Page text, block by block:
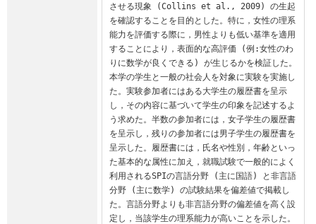
させる現象 (Collins et al., 2009) の生起
を確認することを目的とした。特に，女性の理系
能力を評価する際に，男性よりも低い基準を適用
することにより，表面的な高評価 (例:女性のわ
りに数学が良くできる) が生じるかを検証した。
本学の学生と一般の社会人を対象に実験を実施し
た。実験参加者にはある大学生の履歴書を呈示
し，その内容に基づいて学生の印象を記述するよ
う求めた。半数の参加者には，女子学生の履歴書
を呈示し，残りの参加者には男子学生の履歴書を
呈示した。履歴書には，氏名や性別，年齢といっ
た基本的な属性に加え，就職試験で一般的によく
利用されるSPIの言語分野 (主に国語) と非言語
分野 (主に数学) の試験結果を偏差値で掲載し
た。言語分野よりも非言語分野の偏差値を高く設
定し，当該学生の理系能力が高いことを示した。